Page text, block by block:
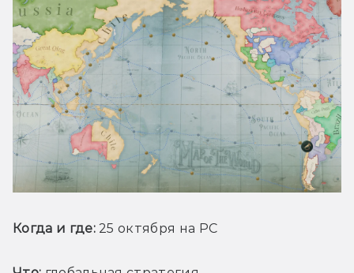
Когда и где: 25 октября на PC